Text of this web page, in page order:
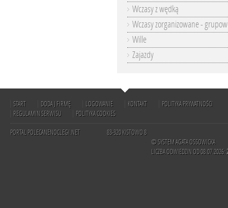
Wczasy z wędką
Wczasy zorganizowane -
Wille
Zajazdy
START DODAJ FIRMĘ LOGOWANIE KONTAKT
POLITYKA PRYWATNOŚCI
REGULAMIN SERWISU
POLITYKA COOKIES
PORTAL POLECANENOCLEGI.NET
83-320 KISTOWO 8
© SYSTEM AGATA OSSOWICKA
LICZBA ODWIEDZIN OD 08.07.2026: